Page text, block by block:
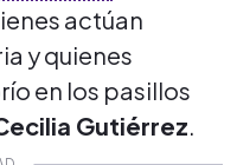
actúan
y quienes
en los pasillos
Gutiérrez.